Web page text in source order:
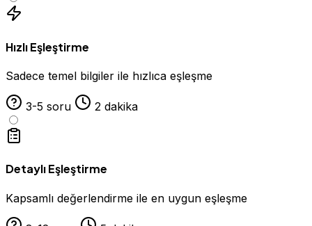
Hızlı Eşleştirme
Sadece temel bilgiler ile hızlıca eşleşme
3-5 soru 2 dakika
Detaylı Eşleştirme
Kapsamlı değerlendirme ile en uygun eşleşme